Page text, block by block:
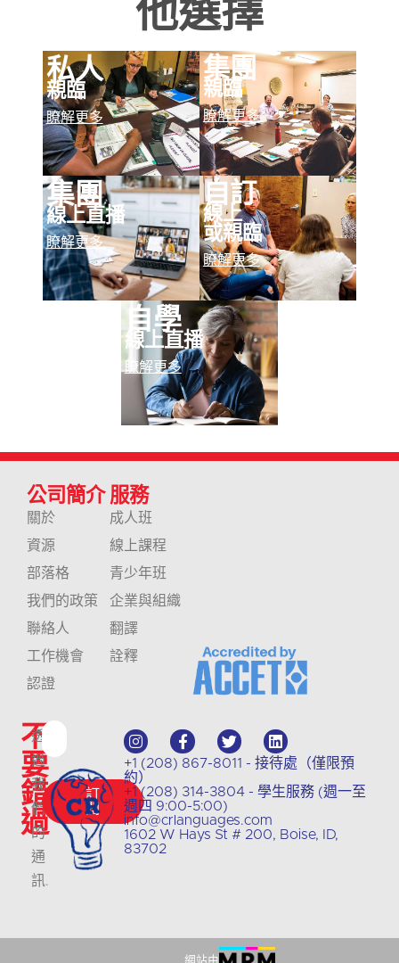
私人
親臨
瞭解更多
集團
親臨
瞭解更多
集團
線上直播
瞭解更多
自訂
線上
或親臨
瞭解更多
自學
線上直播
瞭解更多
不
要
錯
過
透
過
我
們
的
通
訊.
訂
閱
+1 (208) 867-8011 - 接待處（僅限預
約）
+1 (208) 314-3804 - 學生服務 (週一至
週四 9:00-5:00)
info@crlanguages.com
1602 W Hays St # 200, Boise, ID,
83702
公司簡介
關於
資源
部落格
我們的政策
聯絡人
工作機會
認證
服務
成人班
線上課程
青少年班
企業與組織
翻譯
詮釋
網站由